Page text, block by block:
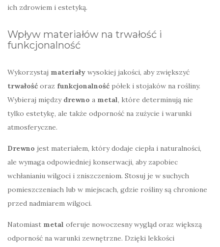
ich zdrowiem i estetyką.
Wpływ materiałów na trwałość i
funkcjonalność
Wykorzystaj materiały wysokiej jakości, aby zwiększyć
trwałość oraz funkcjonalność półek i stojaków na rośliny.
Wybieraj między drewno a metal, które determinują nie
tylko estetykę, ale także odporność na zużycie i warunki
atmosferyczne.
Drewno jest materiałem, który dodaje ciepła i naturalności,
ale wymaga odpowiedniej konserwacji, aby zapobiec
wchłanianiu wilgoci i zniszczeniom. Stosuj je w suchych
pomieszczeniach lub w miejscach, gdzie rośliny są chronione
przed nadmiarem wilgoci.
Natomiast metal oferuje nowoczesny wygląd oraz większą
odporność na warunki zewnętrzne. Dzięki lekkości